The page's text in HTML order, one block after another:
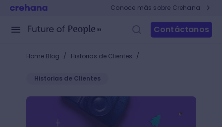
Conoce más sobre Crehana
Contáctanos
Home Blog / Historias de Clientes /
Historias de Clientes
Te regalamos un curso para compartirlo con quien